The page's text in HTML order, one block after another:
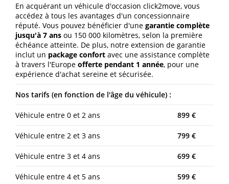
En acquérant un véhicule d'occasion click2move, vous
accédez à tous les avantages d'un concessionnaire
réputé. Vous pouvez bénéficier d'une garantie complète
jusqu'à 7 ans ou 150 000 kilomètres, selon la première
échéance atteinte. De plus, notre extension de garantie
inclut un package confort avec une assistance complète
à travers l'Europe offerte pendant 1 année, pour une
expérience d'achat sereine et sécurisée.
Nos tarifs (en fonction de l'âge du véhicule) :
Véhicule entre 0 et 2 ans 899 €
Véhicule entre 2 et 3 ans 799 €
Véhicule entre 3 et 4 ans 699 €
Véhicule entre 4 et 5 ans 599 €